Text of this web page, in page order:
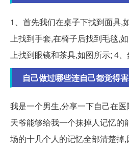
1、首先我们在桌子下找到面具,
上找到手套,在椅子后找到毛毯,
上找到眼镜和茶具,如图所示; 4、
自己做过哪些连自己都觉得
我是一个男生,分享一下自己在
天爷能够给我一个抹掉人记忆的
场的十几个人的记忆全部清楚掉